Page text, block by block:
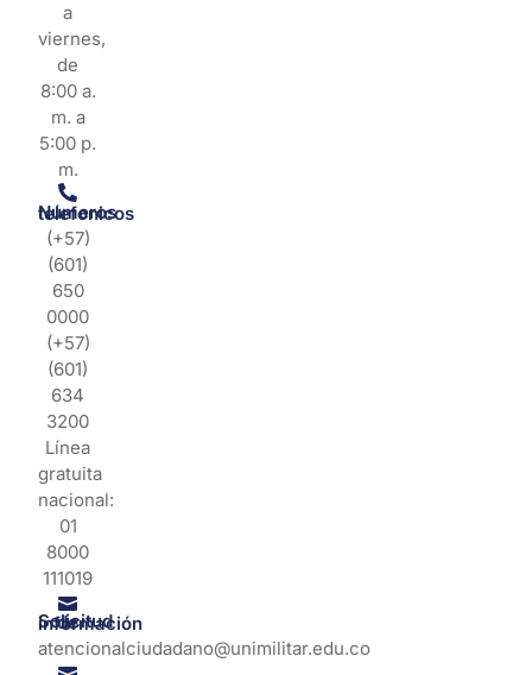
a
viernes,
de
8:00 a.
m. a
5:00 p.
m.
Números telefonicos
(+57)
(601)
650
0000
(+57)
(601)
634
3200
Línea
gratuita
nacional:
01
8000
111019
Solicitud de información
atencionalciudadano@unimilitar.edu.co